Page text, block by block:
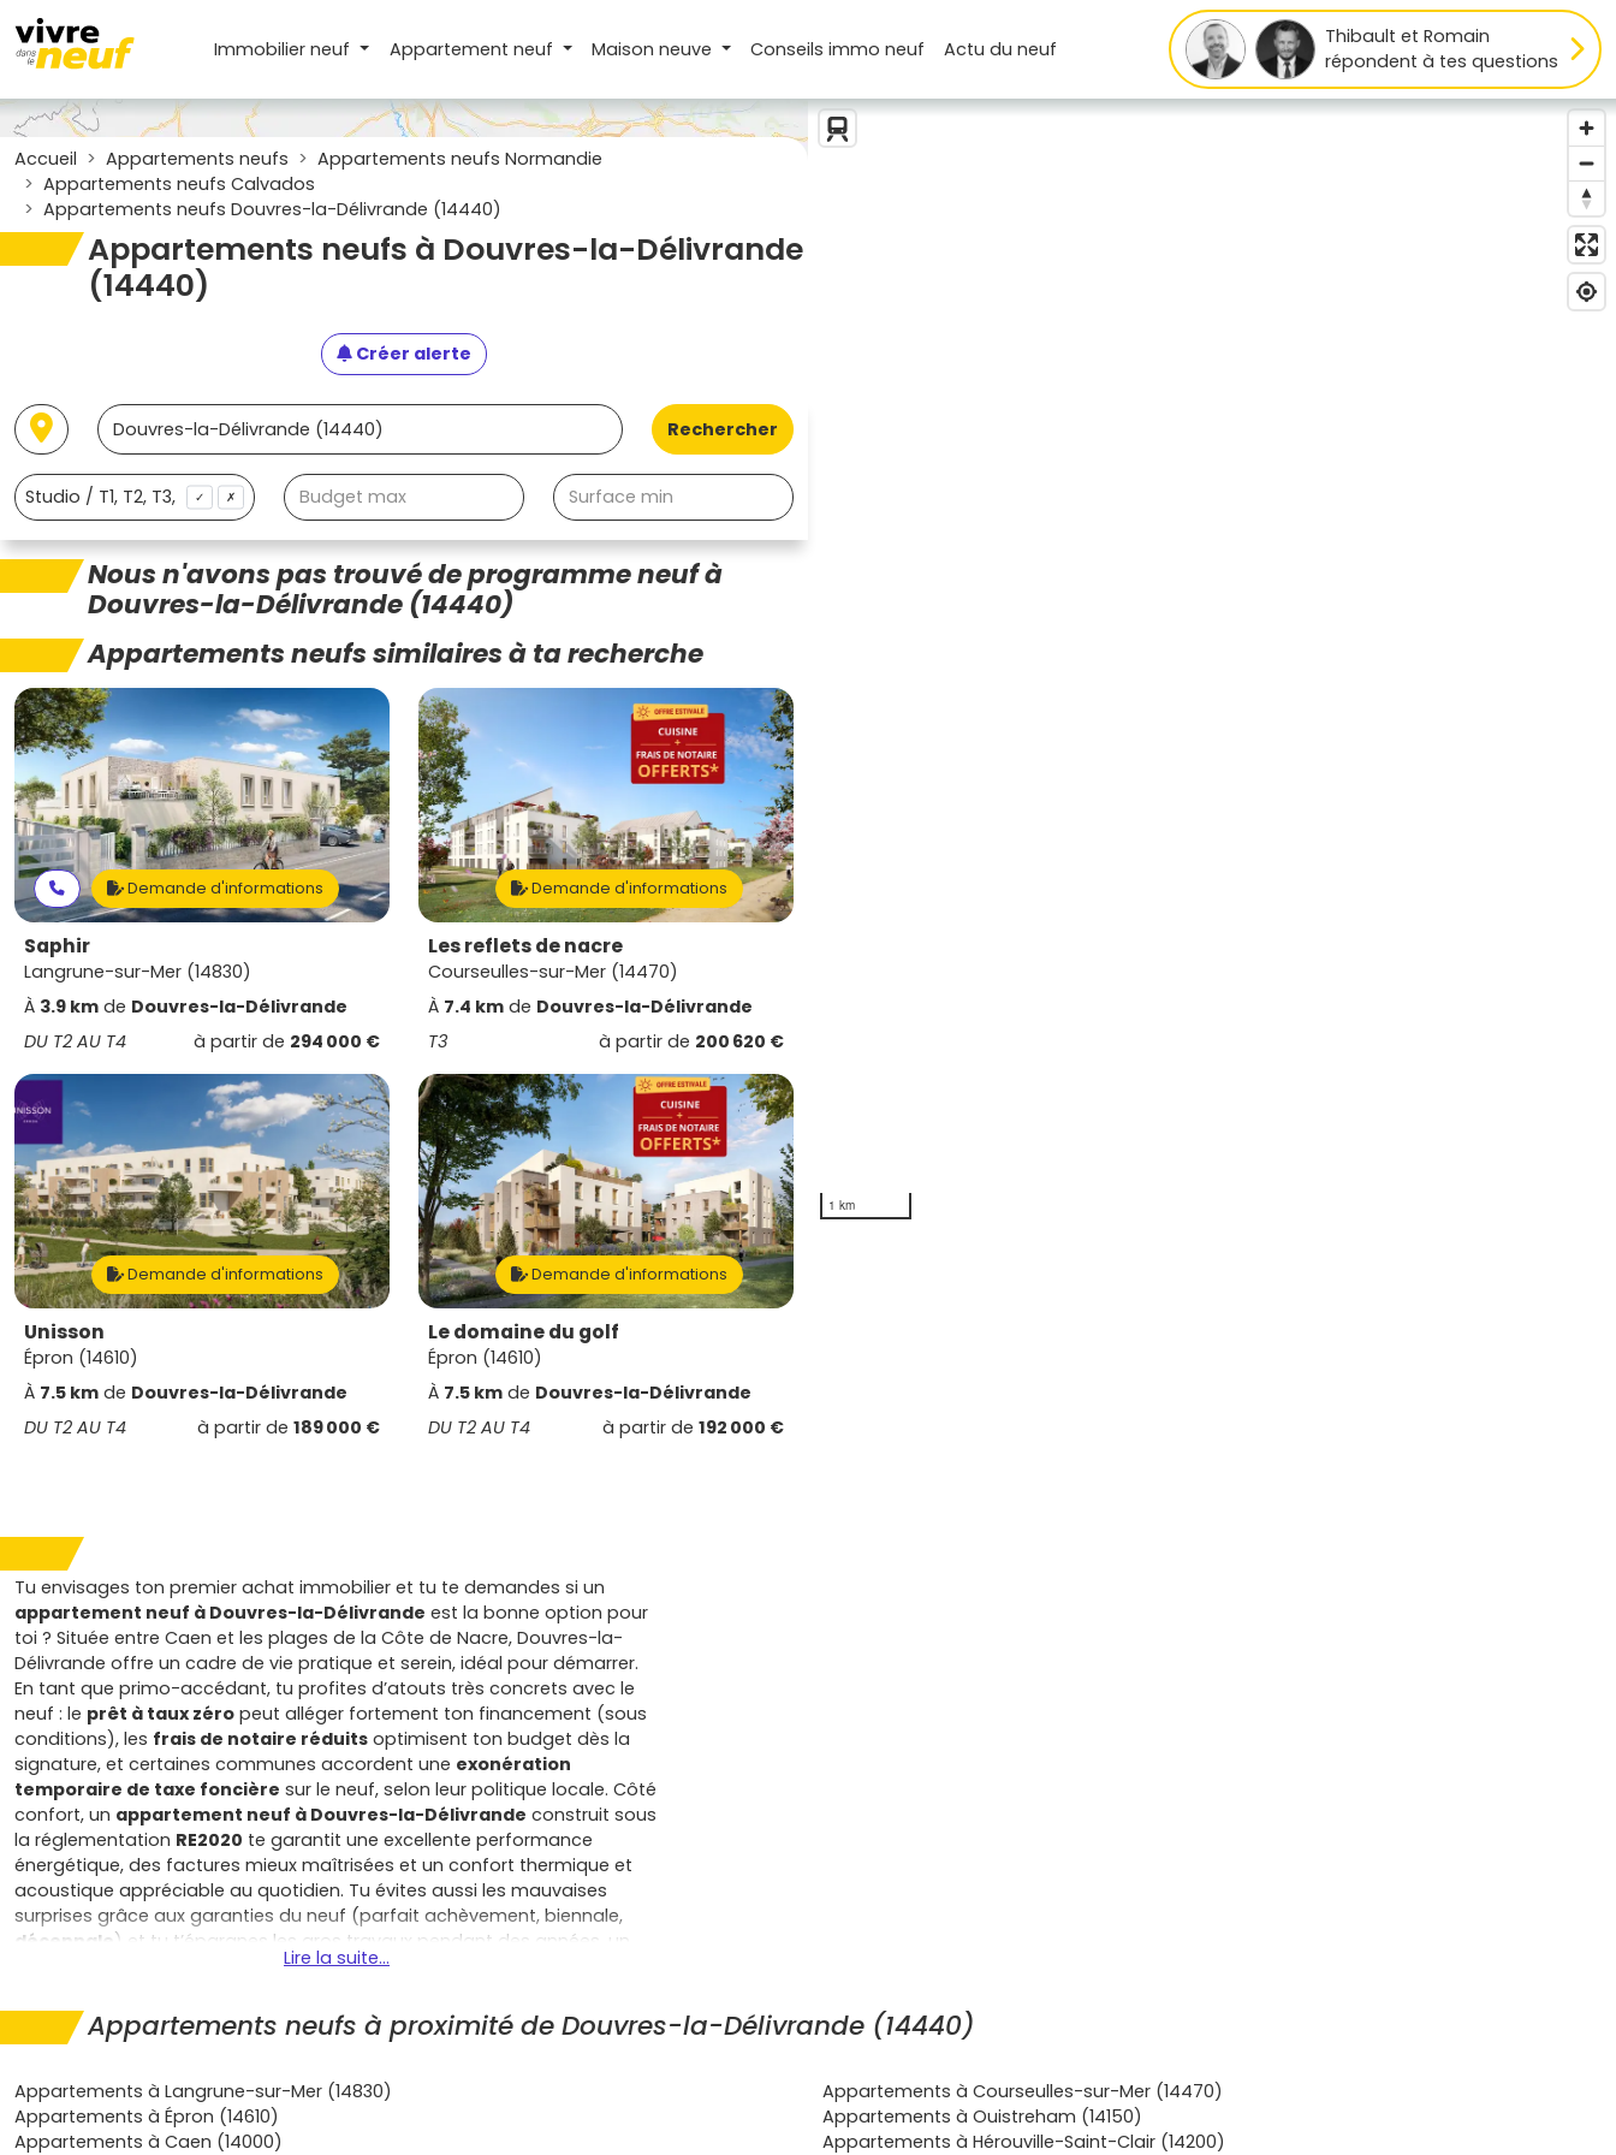
Immobilier neuf Appartement neuf Maison neuve Conseilsimmo neuf Actudu neuf
Thibault et Romain
répondent à tes questions
Accueil Appartements neufs
Appartements neufs Normandie
Appartements neufs Calvados
Appartements neufs Douvres-la-Délivrande (14440)
Appartements neufs à Douvres-la-Délivrande
(14440)
Créer alerte
Rechercher
✓ ✗
Nous n'avons pas trouvé de programme neuf à
Douvres-la-Délivrande (14440)
Appartements neufs similaires à ta recherche
Demande d'informations
Saphir
Langrune-sur-Mer (14830)
À 3.9 km de Douvres-la-Délivrande
DU T2 AU T4
à partir de 294 000 €
Demande d'informations
Les reflets de nacre
Courseulles-sur-Mer (14470)
À 7.4 km de Douvres-la-Délivrande
T3
à partir de 200 620 €
Demande d'informations
Unisson
Épron (14610)
À 7.5 km de Douvres-la-Délivrande
DU T2 AU T4
à partir de 189 000 €
Demande d'informations
Le domaine du golf
Épron (14610)
À 7.5 km de Douvres-la-Délivrande
DU T2 AU T4
à partir de 192 000 €
1 km
Tu envisages ton premier achat immobilier et tu te demandes si un
appartement neuf à Douvres-la-Délivrande est la bonne option pour
toi ? Située entre Caen et les plages de la Côte de Nacre, Douvres-la-
Délivrande offre un cadre de vie pratique et serein, idéal pour démarrer.
En tant que primo-accédant, tu profites d’atouts très concrets avec le
neuf : le prêt à taux zéro peut alléger fortement ton financement (sous
conditions), les frais de notaire réduits optimisent ton budget dès la
signature, et certaines communes accordent une exonération
temporaire de taxe foncière sur le neuf, selon leur politique locale. Côté
confort, un appartement neuf à Douvres-la-Délivrande construit sous
la réglementation RE2020 te garantit une excellente performance
énergétique, des factures mieux maîtrisées et un confort thermique et
acoustique appréciable au quotidien. Tu évites aussi les mauvaises
surprises grâce aux garanties du neuf (parfait achèvement, biennale,
décennale ) et tu t’épargnes les gros travaux pendant des années, un
vrai plus quand on se lance. Les programmes neufs à Douvres-la-
rangements, extérieurs, stationnement et parfois des services utiles dans
la résidence. La localisation est un autre atout majeur pour un premier
commerces et écoles à proximité, d’un accès rapide à Caen pour
l’emploi et les études, tout en restant à quelques minutes du littoral pour
les loisirs. C’est un équilibre rare entre praticité et qualité de vie, avec un
Lire la suite...
Appartements neufs à proximité de Douvres-la-Délivrande (14440)
Appartements à Langrune-sur-Mer (14830)
Appartements à Courseulles-sur-Mer (14470)
Appartements à Épron (14610)
Appartements à Ouistreham (14150)
Appartements à Caen (14000)
Appartements à Hérouville-Saint-Clair (14200)